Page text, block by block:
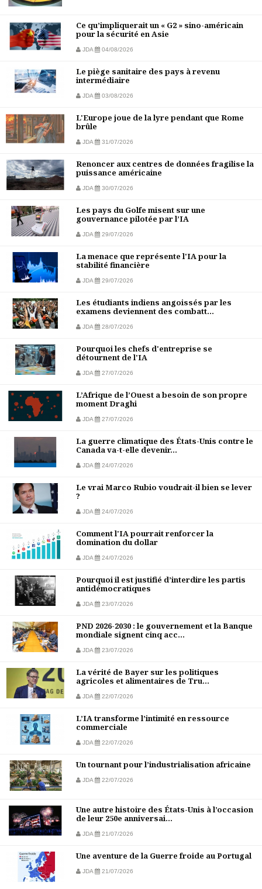
Ce qu’impliquerait un « G2 » sino-américain
pour la sécurité en Asie
JDA 04/08/2026
Le piège sanitaire des pays à revenu
intermédiaire
JDA 03/08/2026
L'Europe joue de la lyre pendant que Rome
brûle
JDA 31/07/2026
Renoncer aux centres de données fragilise la
puissance américaine
JDA 30/07/2026
Les pays du Golfe misent sur une
gouvernance pilotée par l’IA
JDA 29/07/2026
La menace que représente l'IA pour la
stabilité financière
JDA 29/07/2026
Les étudiants indiens angoissés par les
examens deviennent des combatt...
JDA 28/07/2026
Pourquoi les chefs d'entreprise se
détournent de l'IA
JDA 27/07/2026
L’Afrique de l’Ouest a besoin de son propre
moment Draghi
JDA 27/07/2026
La guerre climatique des États-Unis contre le
Canada va-t-elle devenir...
JDA 24/07/2026
Le vrai Marco Rubio voudrait-il bien se lever
?
JDA 24/07/2026
Comment l'IA pourrait renforcer la
domination du dollar
JDA 24/07/2026
Pourquoi il est justifié d’interdire les partis
antidémocratiques
JDA 23/07/2026
PND 2026-2030 : le gouvernement et la Banque
mondiale signent cinq acc...
JDA 23/07/2026
La vérité de Bayer sur les politiques
agricoles et alimentaires de Tru...
JDA 22/07/2026
L’IA transforme l’intimité en ressource
commerciale
JDA 22/07/2026
Un tournant pour l’industrialisation africaine
JDA 22/07/2026
Une autre histoire des États-Unis à l’occasion
de leur 250e anniversai...
JDA 21/07/2026
Une aventure de la Guerre froide au Portugal
JDA 21/07/2026